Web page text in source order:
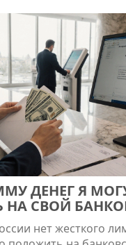
ДЕНЕГ Я
СВОЙ
нет жесткого